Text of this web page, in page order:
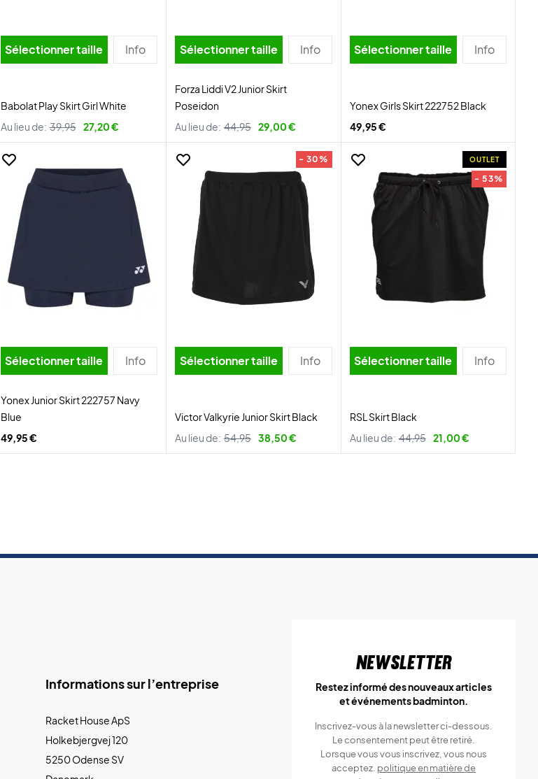
Sélectionner taille Info
Babolat Play Skirt Girl White
Au lieu de: 39,95 27,20 €
Sélectionner taille Info
Forza Liddi V2 Junior Skirt
Poseidon
Au lieu de: 44,95 29,00 €
Sélectionner taille Info
Yonex Girls Skirt 222752 Black
49,95 €
Sélectionner taille Info
Yonex Junior Skirt 222757 Navy
Blue
49,95 €
- 30%
Sélectionner taille Info
Victor Valkyrie Junior Skirt Black
Au lieu de: 54,95 38,50 €
OUTLET
- 53%
Sélectionner taille Info
RSL Skirt Black
Au lieu de: 44,95 21,00 €
Informations sur l’entreprise
Racket House ApS
Holkebjergvej 120
5250 Odense SV
Newsletter
Restez informé des nouveaux articles
et événements badminton.
Inscrivez-vous à la newsletter ci-dessous.
Le consentement peut être retiré.
Lorsque vous vous inscrivez, vous nous
acceptez. politique en matière de